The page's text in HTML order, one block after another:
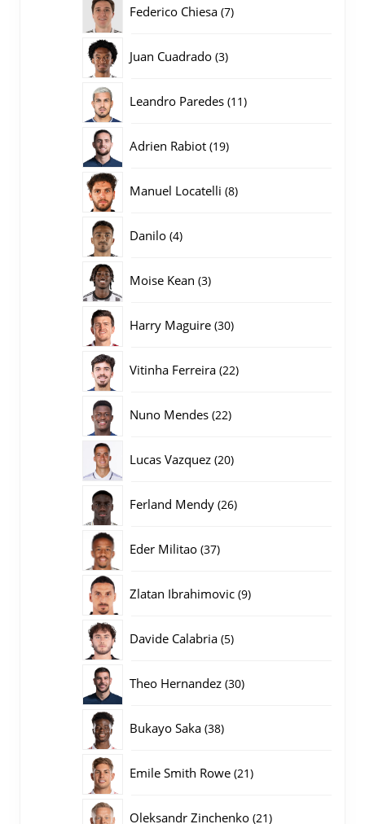
Federico Chiesa 77
Juan Cuadrado 33
Leandro Paredes 1111
Adrien Rabiot 1919
Manuel Locatelli 88
Danilo 44
Moise Kean 33
Harry Maguire 3030
Vitinha Ferreira 2222
Nuno Mendes 2222
Lucas Vazquez 2020
Ferland Mendy 2626
Eder Militao 3737
Zlatan Ibrahimovic 99
Davide Calabria 55
Theo Hernandez 3030
Bukayo Saka 3838
Emile Smith Rowe 2121
Oleksandr Zinchenko 2121